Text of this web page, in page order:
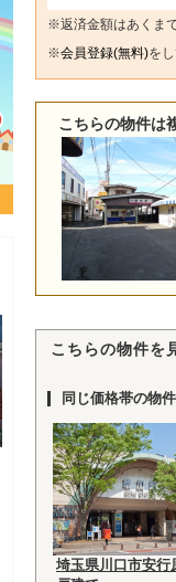
※返済金額はあくま
※会員登録(無料)を
こちらの物件は
こちらの物件を
同じ価格帯の物
埼玉県川口市安行